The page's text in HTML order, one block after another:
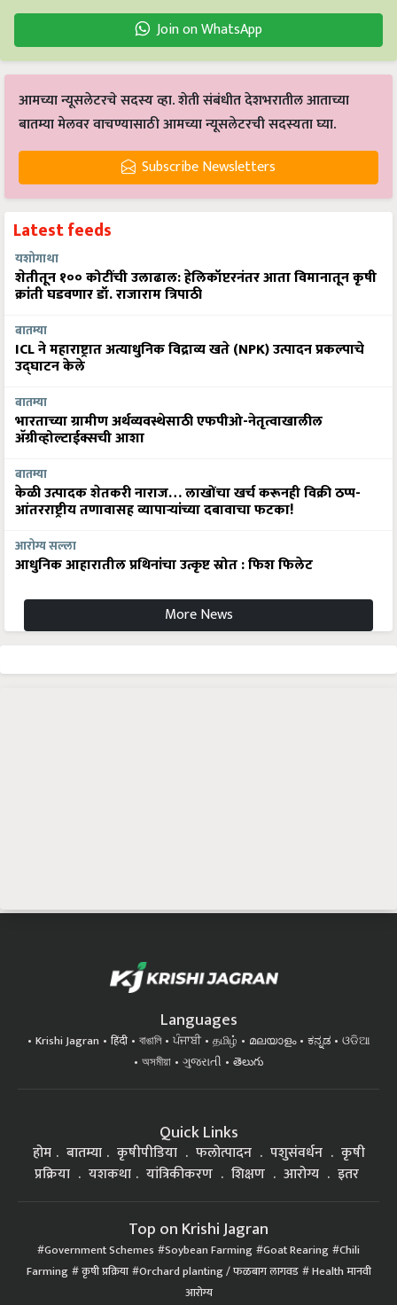
Join on WhatsApp
आमच्या न्यूसलेटरचे सदस्य व्हा. शेती संबंधीत देशभरातील आताच्या
बातम्या मेलवर वाचण्यासाठी आमच्या न्यूसलेटरची सदस्यता घ्या.
Subscribe Newsletters
Latest feeds
यशोगाथा
शेतीतून १०० कोटींची उलाढाल: हेलिकॉप्टरनंतर आता विमानातून कृषी
क्रांती घडवणार डॉ. राजाराम त्रिपाठी
बातम्या
ICL ने महाराष्ट्रात अत्याधुनिक विद्राव्य खते (NPK) उत्पादन प्रकल्पाचे
उद्घाटन केले
बातम्या
भारताच्या ग्रामीण अर्थव्यवस्थेसाठी एफपीओ-नेतृत्वाखालील
अ‍ॅग्रीव्होल्टाईक्सची आशा
बातम्या
केळी उत्पादक शेतकरी नाराज… लाखोंचा खर्च करूनही विक्री ठप्प-
आंतरराष्ट्रीय तणावासह व्यापाऱ्यांच्या दबावाचा फटका!
आरोग्य सल्ला
आधुनिक आहारातील प्रथिनांचा उत्कृष्ट स्रोत : फिश फिलेट
More News
Languages
Krishi Jagran हिंदी বাঙালি ਪੰਜਾਬੀ தமிழ் മലയാളം ಕನ್ನಡ
ଓଡିଆ
অসমীয়া
ગુજરાતી తెలుగు
Quick Links
होम बातम्या कृषीपीडिया फलोत्पादन पशुसंवर्धन
कृषी
प्रक्रिया
यशकथा यांत्रिकीकरण शिक्षण आरोग्य इतर
Top on Krishi Jagran
Government Schemes Soybean Farming Goat Rearing Chili
Farming कृषी प्रक्रिया Orchard planting / फळबाग लागवड Health मानवी
आरोग्य